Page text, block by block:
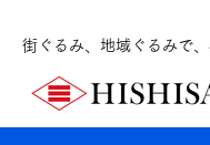
街ぐるみ、地域ぐるみで